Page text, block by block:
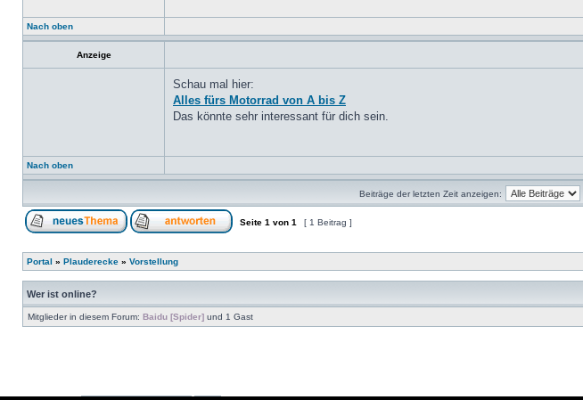
Nach oben
Anzeige
Schau mal hier:
Alles fürs Motorrad von A bis Z
Das könnte sehr interessant für dich sein.
Nach oben
Beiträge der letzten Zeit anzeigen:
Seite 1 von 1 [ 1 Beitrag ]
Portal » Plauderecke » Vorstellung
Wer ist online?
Mitglieder in diesem Forum: Baidu [Spider] und 1 Gast